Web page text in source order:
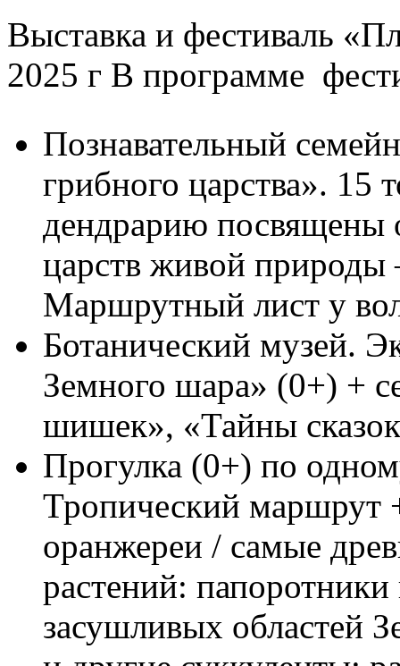
Выставка и фестиваль
2025 г В программе
Познавательный
грибного царства». 15
дендрарию посвящены
царств живой
Маршрутный лист у
Ботанический музей.
Земного шара» (0+) +
шишек», «Тайны
Прогулка (0+) по
Тропический маршрут
оранжереи / самые
растений:
засушливых областей